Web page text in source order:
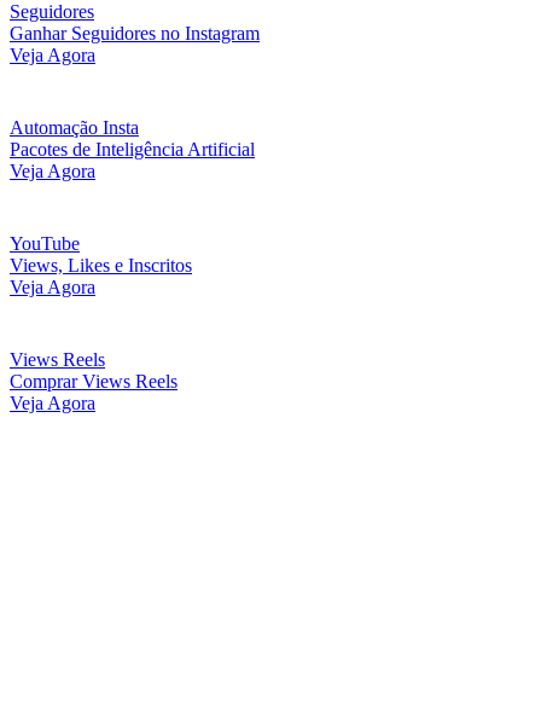
Seguidores
Ganhar Seguidores no Instagram
Veja Agora
Automação Insta
Pacotes de Inteligência Artificial
Veja Agora
YouTube
Views, Likes e Inscritos
Veja Agora
Views Reels
Comprar Views Reels
Veja Agora